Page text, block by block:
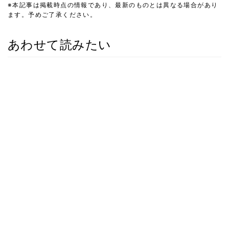
※本記事は掲載時点の情報であり、最新のものとは異なる場合があり
ます。予めご了承ください。
あわせて読みたい